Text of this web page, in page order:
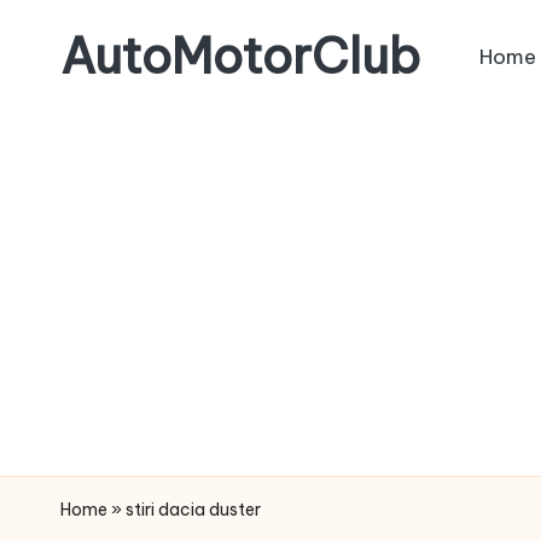
AutoMotorClub Home
Home » stiri dacia duster